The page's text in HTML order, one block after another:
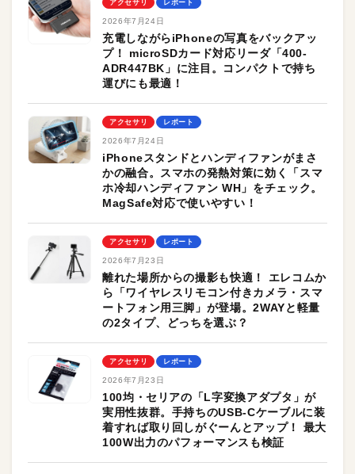
アクセサリ レポート
2026年7月24日
充電しながらiPhoneの写真をバックアッ
プ！ microSDカード対応リーダ「400-
ADR447BK」に注目。コンパクトで持ち
運びにも最適！
アクセサリ レポート
2026年7月24日
iPhoneスタンドとハンディファンがまさ
かの融合。スマホの発熱対策に効く「スマ
ホ冷却ハンディファン WH」をチェック。
MagSafe対応で使いやすい！
アクセサリ レポート
2026年7月23日
離れた場所からの撮影も快適！ エレコムか
ら「ワイヤレスリモコン付きカメラ・スマ
ートフォン用三脚」が登場。2WAYと軽量
の2タイプ、どっちを選ぶ？
アクセサリ レポート
2026年7月23日
100均・セリアの「L字変換アダプタ」が
実用性抜群。手持ちのUSB-Cケーブルに装
着すれば取り回しがぐーんとアップ！ 最大
100W出力のパフォーマンスも検証